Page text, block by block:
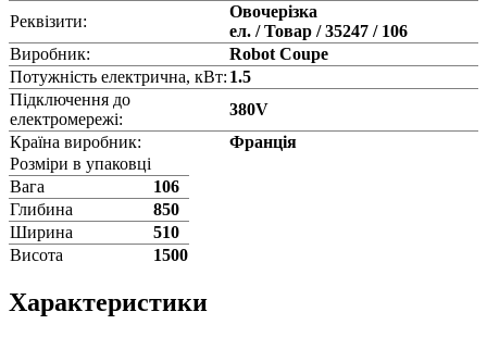
Реквізити:
Овочерізка
ел. / Товар / 35247 / 106
Виробник:
Robot Coupe
Потужність електрична, кВт: 1.5
Підключення до
електромережі:
380V
Країна виробник:
Франція
Розміри в упаковці
Вага
106
Глибина
850
Ширина
510
Висота
1500
Характеристики